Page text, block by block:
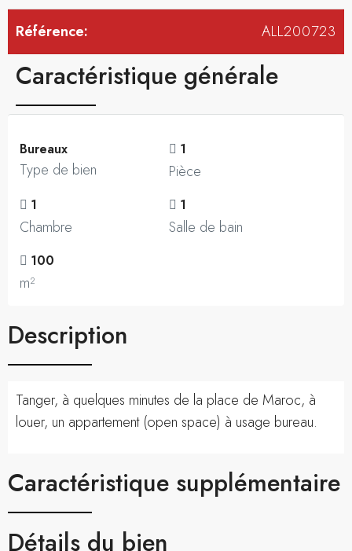
Caractéristique générale
Référence: ALL200723
Bureaux
Type de bien
1
Pièce
1
Chambre
1
Salle de bain
100
m²
Description
Tanger, à quelques minutes de la place de Maroc, à
louer, un appartement (open space) à usage bureau.
Caractéristique supplémentaire
Détails du bien